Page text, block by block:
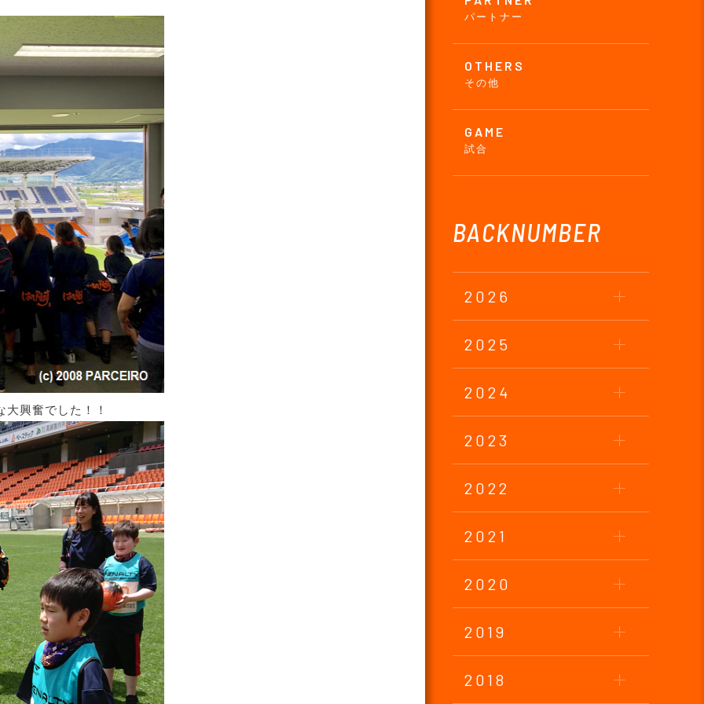
パートナー
OTHERS
その他
GAME
試合
BACKNUMBER
2026
2025
2024
2023
2022
2021
2020
2019
2018
大興奮でした！！